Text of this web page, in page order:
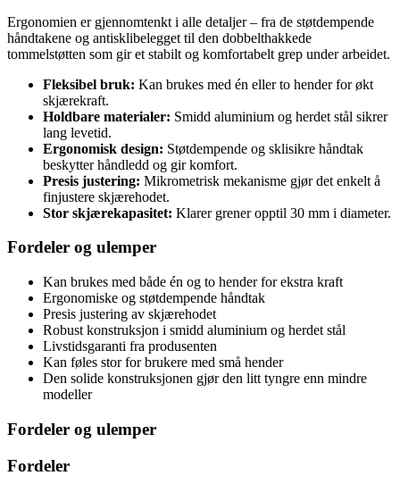
Ergonomien er gjennomtenkt i alle detaljer – fra de støtdempende
håndtakene og antisklibelegget til den dobbelthakkede
tommelstøtten som gir et stabilt og komfortabelt grep under arbeidet.
Fleksibel bruk: Kan brukes med én eller to hender for økt
skjærekraft.
Holdbare materialer: Smidd aluminium og herdet stål sikrer
lang levetid.
Ergonomisk design: Støtdempende og sklisikre håndtak
beskytter håndledd og gir komfort.
Presis justering: Mikrometrisk mekanisme gjør det enkelt å
finjustere skjærehodet.
Stor skjærekapasitet: Klarer grener opptil 30 mm i diameter.
Fordeler og ulemper
Kan brukes med både én og to hender for ekstra kraft
Ergonomiske og støtdempende håndtak
Presis justering av skjærehodet
Robust konstruksjon i smidd aluminium og herdet stål
Livstidsgaranti fra produsenten
Kan føles stor for brukere med små hender
Den solide konstruksjonen gjør den litt tyngre enn mindre
modeller
Fordeler og ulemper
Fordeler